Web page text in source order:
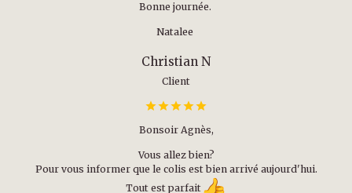
Bonne journée.
Natalee
Christian N
Client
Bonsoir Agnès,
Vous allez bien?
Pour vous informer que le colis est bien arrivé aujourd'hui.
Tout est parfait